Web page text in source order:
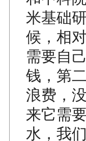
米基础
候，相
需要自
钱，第
浪费，
来它需
水，我